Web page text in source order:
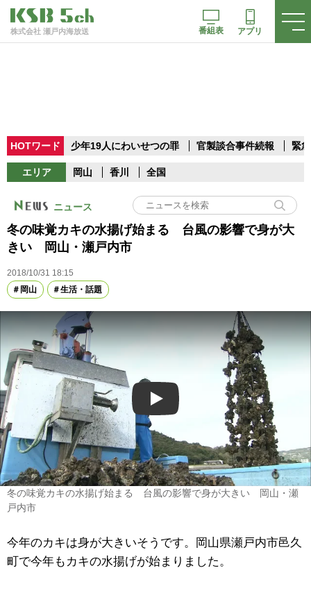
株式会社 瀬戸内海放送 番組表 アプリ
HOTワード 少年19人にわいせつの罪 官製談合事件続報 緊
エリア 岡山 香川 全国
ニュース
冬の味覚カキの水揚げ始まる 台風の影響で身が大
きい 岡山・瀬戸内市
2018/10/31 18:15
岡山
生活・話題
Play
冬の味覚カキの水揚げ始まる 台風の影響で身が大きい 岡山・瀬
戸内市
今年のカキは身が大きいそうです。岡山県瀬戸内市邑久
町で今年もカキの水揚げが始まりました。